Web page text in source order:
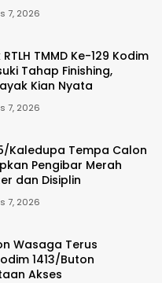
7, 2026
TMMD Ke-129 Kodim
Tahap Finishing,
Kian Nyata
7, 2026
Kaledupa Tempa Calon
Pengibar Merah
dan Disiplin
7, 2026
Wasaga Terus
1413/Buton
Akses